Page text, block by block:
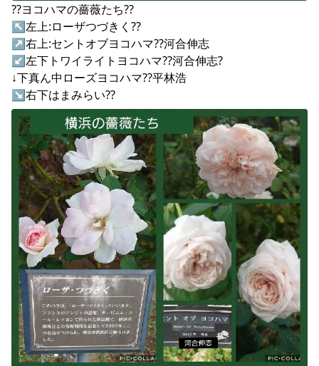
??ヨコハマの薔薇たち??
↖左上:ローザつづきく??
↗右上:セントオブヨコハマ??河合伸志
↙左下トワイライトヨコハマ??河合伸志?
↓下真ん中ローズヨコハマ??平林浩
↘右下はまみらい??